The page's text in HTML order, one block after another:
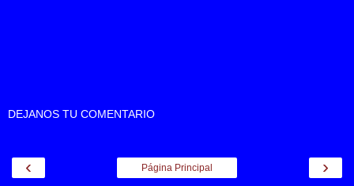
DEJANOS TU COMENTARIO
‹ ›
Página Principal